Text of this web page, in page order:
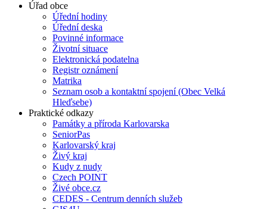
Úřad obce
Úřední hodiny
Úřední deska
Povinné informace
Životní situace
Elektronická podatelna
Registr oznámení
Matrika
Seznam osob a kontaktní spojení (Obec Velká
Hleďsebe)
Praktické odkazy
Památky a příroda Karlovarska
SeniorPas
Karlovarský kraj
Živý kraj
Kudy z nudy
Czech POINT
Živé obce.cz
CEDES - Centrum denních služeb